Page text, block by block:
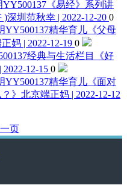
YY500137《易经》系列讲
)深圳范秋幸 | 2022-12-20 0
YY500137精华育儿《父母
妈 | 2022-12-19 0
经典与生活栏目《好
12-15 0
YY500137精华育儿《面对
》 北京端正妈 | 2022-12-12
页